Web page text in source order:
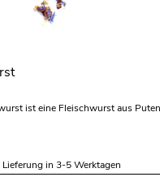
ist eine Fleischwurst aus
in 3-5 Werktagen